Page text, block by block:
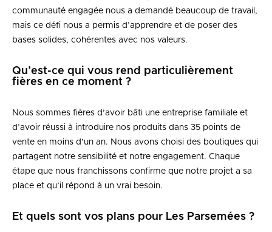
communauté engagée nous a demandé beaucoup de travail,
mais ce défi nous a permis d’apprendre et de poser des
bases solides, cohérentes avec nos valeurs.
Qu’est-ce qui vous rend particulièrement
fières en ce moment ?
Nous sommes fières d’avoir bâti une entreprise familiale et
d’avoir réussi à introduire nos produits dans 35 points de
vente en moins d’un an. Nous avons choisi des boutiques qui
partagent notre sensibilité et notre engagement. Chaque
étape que nous franchissons confirme que notre projet a sa
place et qu’il répond à un vrai besoin.
Et quels sont vos plans pour Les Parsemées ?